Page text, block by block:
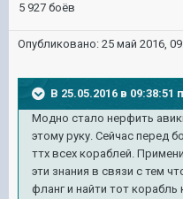
5 927 боёв
Опубликовано: 25 май 2016,
В 25.05.2016 в
Модно стало нерфить
этому руку. Сейчас перед
ттх всех кораблей.
эти знания в связи с тем
фланг и найти тот